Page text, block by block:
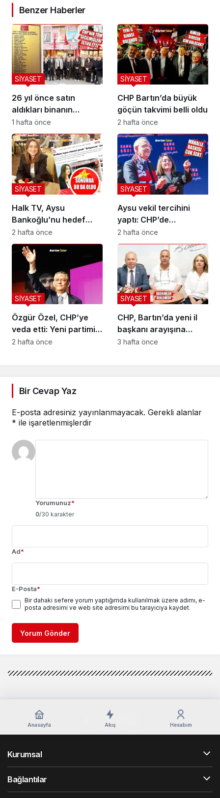
Benzer Haberler
26 yıl önce satın
aldıkları binanın
önünde buruk veda
SİYASET
1 hafta önce
CHP Bartın’da büyük
göçün takvimi belli oldu
SİYASET
2 hafta önce
Halk TV, Aysu
Bankoğlu’nu hedef
aldı!
SİYASET
2 hafta önce
Aysu vekil tercihini
yaptı: CHP’de
kalıyorum
SİYASET
2 hafta önce
Özgür Özel, CHP’ye
veda etti: Yeni partimizi
kuruyoruz
SİYASET
2 hafta önce
CHP, Bartın’da yeni il
başkanı arayışına
başladı
SİYASET
3 hafta önce
Bir Cevap Yaz
E-posta adresiniz yayınlanmayacak. Gerekli alanlar
* ile işaretlenmişlerdir
Yorumunuz*
0/30 karakter
Ad*
E-Posta*
Bir dahaki sefere yorum yaptığımda kullanılmak üzere adımı, e-
posta adresimi ve web site adresimi bu tarayıcıya kaydet.
Yorum Gönder
Anasayfa Akış Hesabım
Kurumsal
Bağlantılar